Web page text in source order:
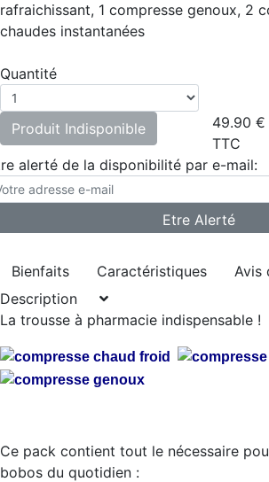
rafraichissant, 1 compresse genoux, 2
chaudes instantanées
Quantité
Produit Indisponible 49.90 €
TTC
alerté de la disponibilité par e-mail:
Bienfaits Caractéristiques
Avis
Description
La trousse à pharmacie indispensable !
Ce pack contient tout le nécessaire
bobos du quotidien :